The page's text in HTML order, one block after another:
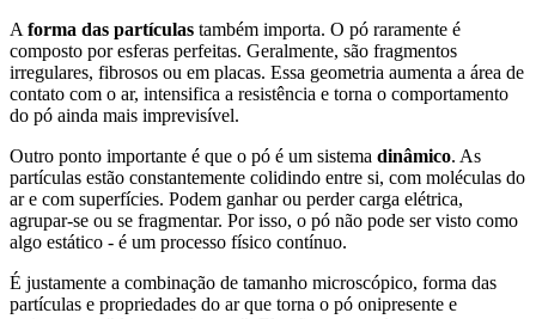
A forma das partículas também importa. O pó raramente é
composto por esferas perfeitas. Geralmente, são fragmentos
irregulares, fibrosos ou em placas. Essa geometria aumenta a área de
contato com o ar, intensifica a resistência e torna o comportamento
do pó ainda mais imprevisível.
Outro ponto importante é que o pó é um sistema dinâmico. As
partículas estão constantemente colidindo entre si, com moléculas do
ar e com superfícies. Podem ganhar ou perder carga elétrica,
agrupar-se ou se fragmentar. Por isso, o pó não pode ser visto como
algo estático - é um processo físico contínuo.
É justamente a combinação de tamanho microscópico, forma das
partículas e propriedades do ar que torna o pó onipresente e